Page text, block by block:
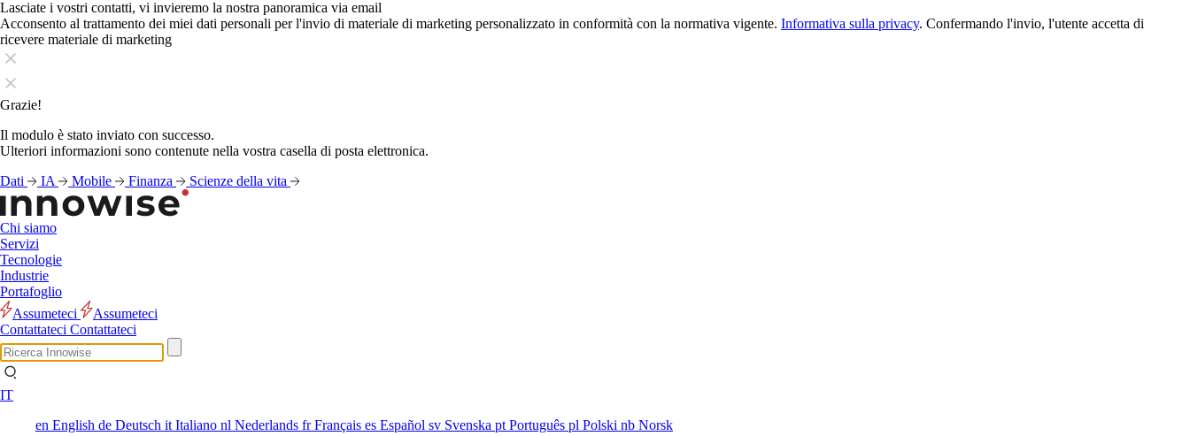
Lasciate i vostri contatti, vi invieremo la nostra panoramica via email
Acconsento al trattamento dei miei dati personali per l'invio di materiale di marketing personalizzato in conformità con la normativa vigente. Informativa sulla privacy. Confermando l'invio, l'utente accetta di
ricevere materiale di marketing
Grazie!
Il modulo è stato inviato con successo.
Ulteriori informazioni sono contenute nella vostra casella di posta elettronica.
Dati
IA Mobile Finanza Scienze della vita
Chi siamo
Servizi
Tecnologie
Industrie
Portafoglio
Assumeteci
Assumeteci
Contattateci Contattateci
IT
en English de Deutsch it Italiano nl Nederlands frFrançais es Español sv Svenska pt Português pl Polski nb Norsk